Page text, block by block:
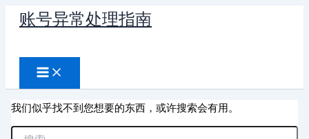
账号异常处理指南
索
我们似乎找不到您想要的东西，或许搜索会有用。
搜